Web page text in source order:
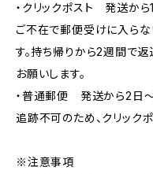
・クリックポスト 発送か
ご不在で郵便受けに入ら
す。持ち帰りから2週間で
お願いします。
・普通郵便 発送から2日〜
追跡不可のため、クリック
※注意事項